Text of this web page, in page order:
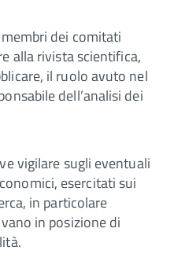
dei comitati
alla rivista scientifica,
il ruolo avuto nel
dell’analisi dei
vigilare sugli eventuali
esercitati sui
in particolare
in posizione di